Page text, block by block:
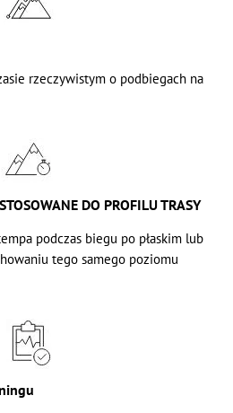
rzeczywistym o podbiegach na
DO PROFILU TRASY
podczas biegu po płaskim lub
tego samego poziomu